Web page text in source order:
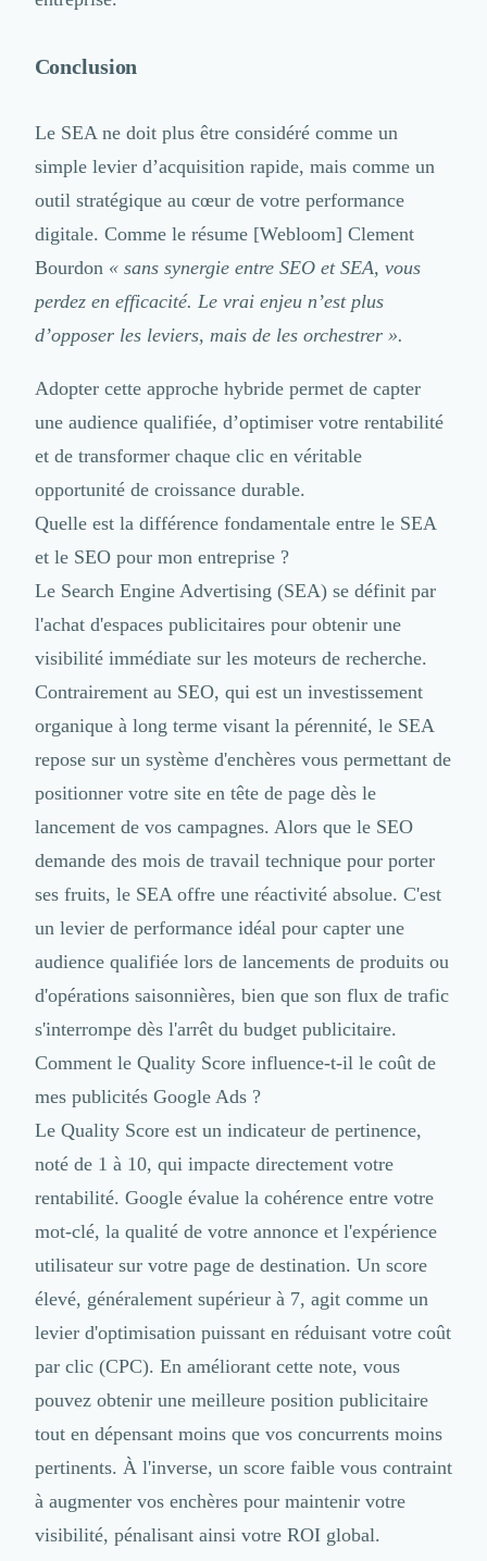
Conclusion
Le SEA ne doit plus être considéré comme un
simple levier d’acquisition rapide, mais comme un
outil stratégique au cœur de votre performance
digitale. Comme le résume [Webloom] Clement
Bourdon « sans synergie entre SEO et SEA, vous
perdez en efficacité. Le vrai enjeu n’est plus
d’opposer les leviers, mais de les orchestrer ».
Adopter cette approche hybride permet de capter
une audience qualifiée, d’optimiser votre rentabilité
et de transformer chaque clic en véritable
opportunité de croissance durable.
Quelle est la différence fondamentale entre le SEA
et le SEO pour mon entreprise ?
Le Search Engine Advertising (SEA) se définit par
l'achat d'espaces publicitaires pour obtenir une
visibilité immédiate sur les moteurs de recherche.
Contrairement au SEO, qui est un investissement
organique à long terme visant la pérennité, le SEA
repose sur un système d'enchères vous permettant de
positionner votre site en tête de page dès le
lancement de vos campagnes. Alors que le SEO
demande des mois de travail technique pour porter
ses fruits, le SEA offre une réactivité absolue. C'est
un levier de performance idéal pour capter une
audience qualifiée lors de lancements de produits ou
d'opérations saisonnières, bien que son flux de trafic
s'interrompe dès l'arrêt du budget publicitaire.
Comment le Quality Score influence-t-il le coût de
mes publicités Google Ads ?
Le Quality Score est un indicateur de pertinence,
noté de 1 à 10, qui impacte directement votre
rentabilité. Google évalue la cohérence entre votre
mot-clé, la qualité de votre annonce et l'expérience
utilisateur sur votre page de destination. Un score
élevé, généralement supérieur à 7, agit comme un
levier d'optimisation puissant en réduisant votre coût
par clic (CPC). En améliorant cette note, vous
pouvez obtenir une meilleure position publicitaire
tout en dépensant moins que vos concurrents moins
pertinents. À l'inverse, un score faible vous contraint
à augmenter vos enchères pour maintenir votre
visibilité, pénalisant ainsi votre ROI global.